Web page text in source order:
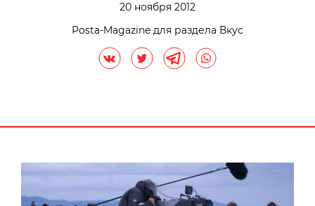
20 ноября 2012
Posta-Magazine для раздела Вкус